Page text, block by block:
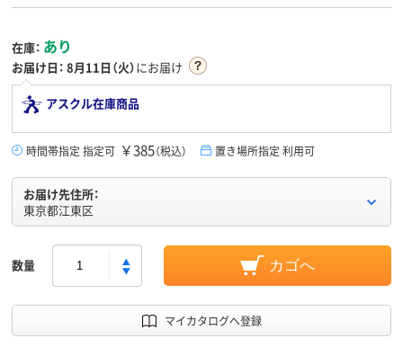
在庫： あり
お届け日： 8月11日（火）にお届け
アスクル在庫商品
時間帯指定 指定可 ￥385（税込） 置き場所指定 利用可
お届け先住所：
東京都江東区
数量 カゴへ
マイカタログへ登録